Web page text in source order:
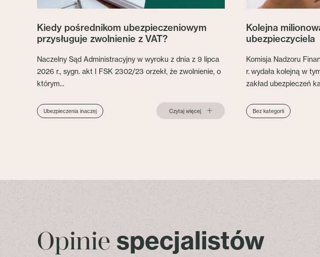
Kiedy pośrednikom ubezpieczeniowym
przysługuje zwolnienie z VAT?
Naczelny Sąd Administracyjny w wyroku z dnia z 9 lipca
2026 r., sygn. akt I FSK 2302/23 orzekł, że zwolnienie, o
którym...
Ubezpieczenia inaczej Czytaj więcej
Kolejna
ubezpieczyciela
Komisja Nadzoru
r. wydała kolejną w
zakład ubezpieczeń
Bez kategorii
Opinie specjalistów